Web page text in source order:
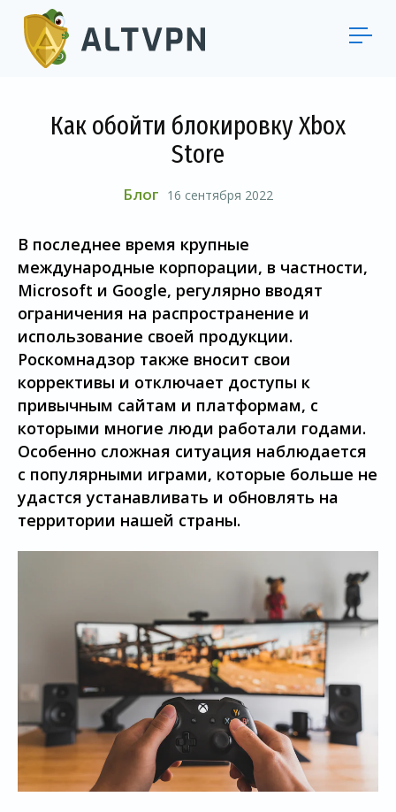
Как обойти блокировку Xbox
Store
Блог 16 сентября 2022
В последнее время крупные
международные корпорации, в частности,
Microsoft и Google, регулярно вводят
ограничения на распространение и
использование своей продукции.
Роскомнадзор также вносит свои
коррективы и отключает доступы к
привычным сайтам и платформам, с
которыми многие люди работали годами.
Особенно сложная ситуация наблюдается
с популярными играми, которые больше не
удастся устанавливать и обновлять на
территории нашей страны.